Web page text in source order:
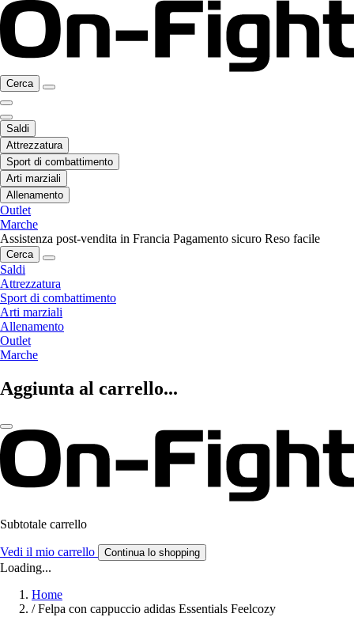
Cerca
Saldi
Attrezzatura
Sport di combattimento
Arti marziali
Allenamento
Outlet
Marche
Assistenza post-vendita in Francia Pagamento sicuro Reso facile
Cerca
Saldi
Attrezzatura
Sport di combattimento
Arti marziali
Allenamento
Outlet
Marche
Aggiunta al carrello...
Subtotale carrello
Vedi il mio carrello Continua lo shopping
Loading...
Home
/ Felpa con cappuccio adidas Essentials Feelcozy